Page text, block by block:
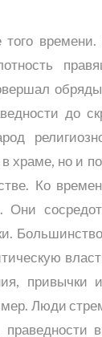
времени.
до
храме, но и
Ко
Они
привычки
Люди
праведности